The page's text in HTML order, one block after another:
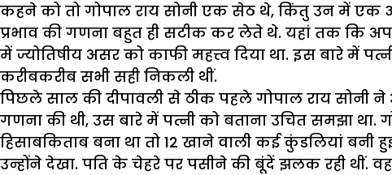
कहने को तो गोपाल राय सोनी एक सेठ थे, किंंतु उन में एक
प्रभाव की गणना बहुत ही सटीक कर लेते थे. यहां तक कि
में ज्योतिषीय असर को काफी महत्त्व दिया था. इस बारे में
करीबकरीब सभी सही निकली थीं.
पिछले साल की दीपावली से ठीक पहले गोपाल राय सोनी
गणना की थी, उस बारे में पत्नी को बताना उचित समझा
हिसाबकिताब बना था तो 12 खाने वाली कई कुंडलियां
उन्होंने देखा. पति के चेहरे पर पसीने की बूंदें झलक रही थीं.